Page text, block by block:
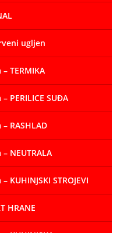
ugljen
TERMIKA
PERILICE SUĐA
RASHLAD
NEUTRALA
STROJEVI
HRANE